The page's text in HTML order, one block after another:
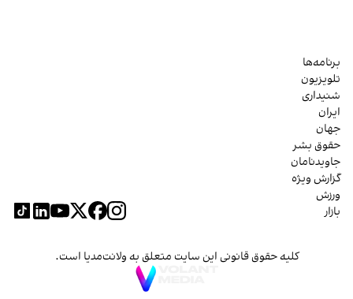
برنامه‌ها
تلویزیون
شنیداری
ایران
جهان
حقوق بشر
جاویدنامان
گزارش ویژه
ورزش
بازار
کلیه حقوق قانونی این سایت متعلق به ولانت‌مدیا است.